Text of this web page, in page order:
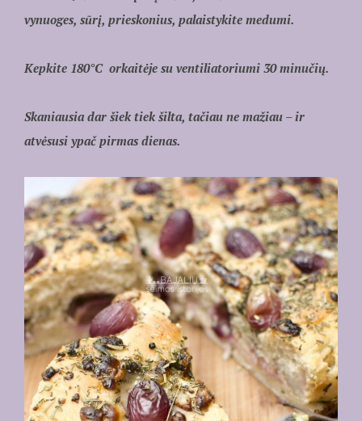
vynuoges, sūrį, prieskonius, palaistykite medumi.
Kepkite 180°C orkaitėje su ventiliatoriumi 30 minučių.
Skaniausia dar šiek tiek šilta, tačiau ne mažiau – ir
atvėsusi ypač pirmas dienas.